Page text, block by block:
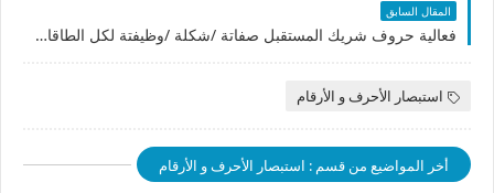
المقال السابق
فعالية حروف شريك المستقبل صفاتة /شكلة /وظيفتة لكل الطاقات
استبصار الأحرف و الأرقام
أخر المواضيع من قسم : استبصار الأحرف و الأرقام